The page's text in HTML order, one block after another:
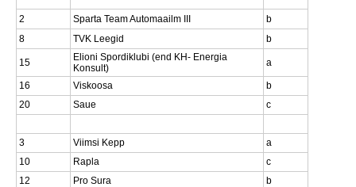
2 Sparta Team Automaailm III
b
8
TVK Leegid b
15
Elioni Spordiklubi (end KH- Energia
Konsult)
a
16 Viskoosa
b
20
Saue c
3 Viimsi Kepp
a
10
Rapla
c
12
Pro Sura
b